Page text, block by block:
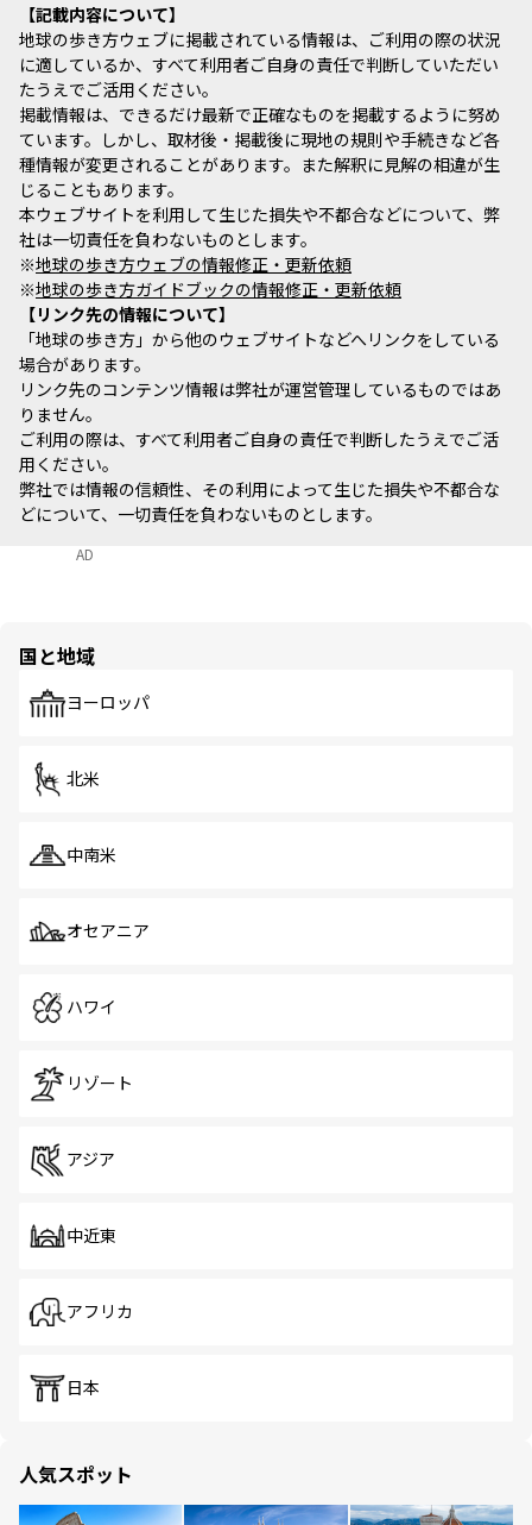
記載内容について
地球の歩き方ウェブに掲載されている情報は、ご利用の際の状況
に適しているか、すべて利用者ご自身の責任で判断していただい
たうえでご活用ください。
掲載情報は、できるだけ最新で正確なものを掲載するように努め
ています。しかし、取材後・掲載後に現地の規則や手続きなど各
種情報が変更されることがあります。また解釈に見解の相違が生
じることもあります。
本ウェブサイトを利用して生じた損失や不都合などについて、弊
社は一切責任を負わないものとします。
※地球の歩き方ウェブの情報修正・更新依頼
※地球の歩き方ガイドブックの情報修正・更新依頼
リンク先の情報について
「地球の歩き方」から他のウェブサイトなどへリンクをしている
場合があります。
リンク先のコンテンツ情報は弊社が運営管理しているものではあ
りません。
ご利用の際は、すべて利用者ご自身の責任で判断したうえでご活
用ください。
弊社では情報の信頼性、その利用によって生じた損失や不都合な
どについて、一切責任を負わないものとします。
AD
国と地域
ヨーロッパ
北米
中南米
オセアニア
ハワイ
リゾート
アジア
中近東
アフリカ
日本
人気スポット